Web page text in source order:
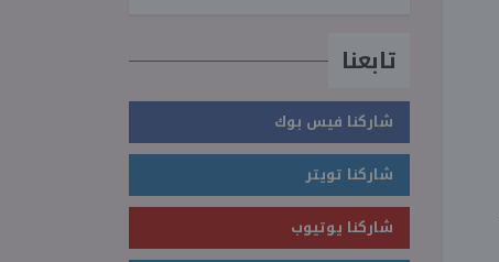
تابعنا
شاركنا فيس بوك
شاركنا تويتر
شاركنا يوتيوب